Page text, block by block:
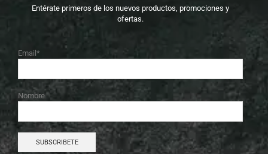
Entérate primeros de los nuevos productos, promociones y
ofertas.
Email*
Nombre